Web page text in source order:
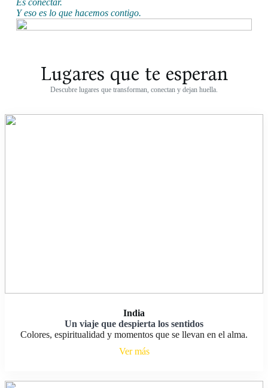
Y eso es lo que hacemos contigo.
Lugares que te esperan
Descubre lugares que transforman, conectan y dejan huella.
India
Un viaje que despierta los sentidos
Colores, espiritualidad y momentos que se llevan en el alma.
Ver más